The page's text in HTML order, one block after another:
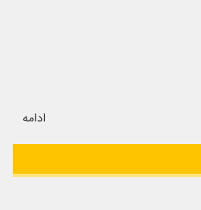
ادامه